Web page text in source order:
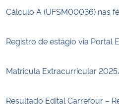
Cálculo A (UFSM00036) nas
Registro de estágio via Portal
Matricula Extracurricular
Resultado Edital Carrefour –